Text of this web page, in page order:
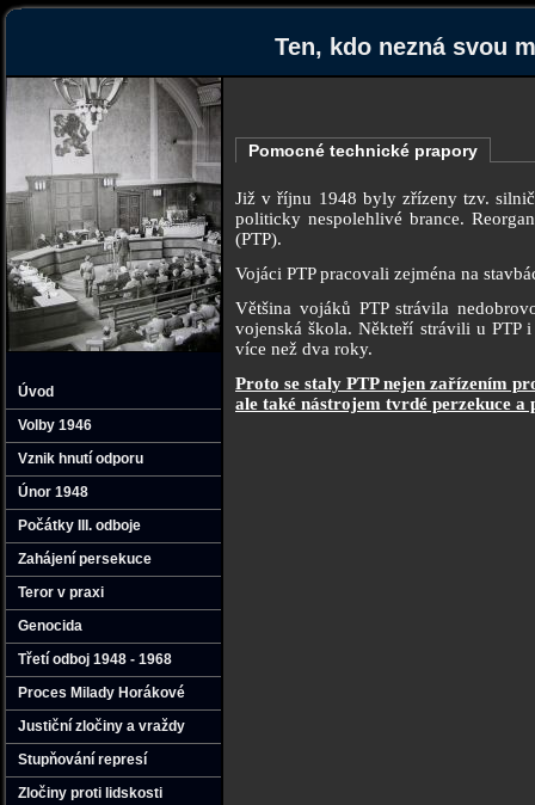
Ten‚ kdo nezná svou
Úvod
Volby 1946
Vznik hnutí odporu
Únor 1948
Počátky III. odboje
Zahájení persekuce
Teror v praxi
Genocida
Třetí odboj 1948 - 1968
Proces Milady Horákové
Justiční zločiny a vraždy
Stupňování represí
Zločiny proti lidskosti
Pomocné technické prapory
Již v říjnu 1948 byly zřízeny tzv.
politicky nespolehlivé brance.
(PTP).
Vojáci PTP pracovali zejména na
Většina vojáků PTP strávila
vojenská škola. Někteří strávili u
více než dva roky.
Proto se staly PTP nejen zařízením
ale také nástrojem tvrdé perzekuce a